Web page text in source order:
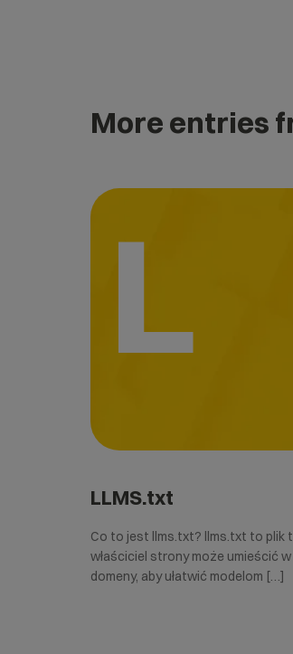
More entries
L
LLMS.txt
Co to jest llms.txt? llms.txt to plik
właściciel strony może umieścić
domeny, aby ułatwić modelom […]